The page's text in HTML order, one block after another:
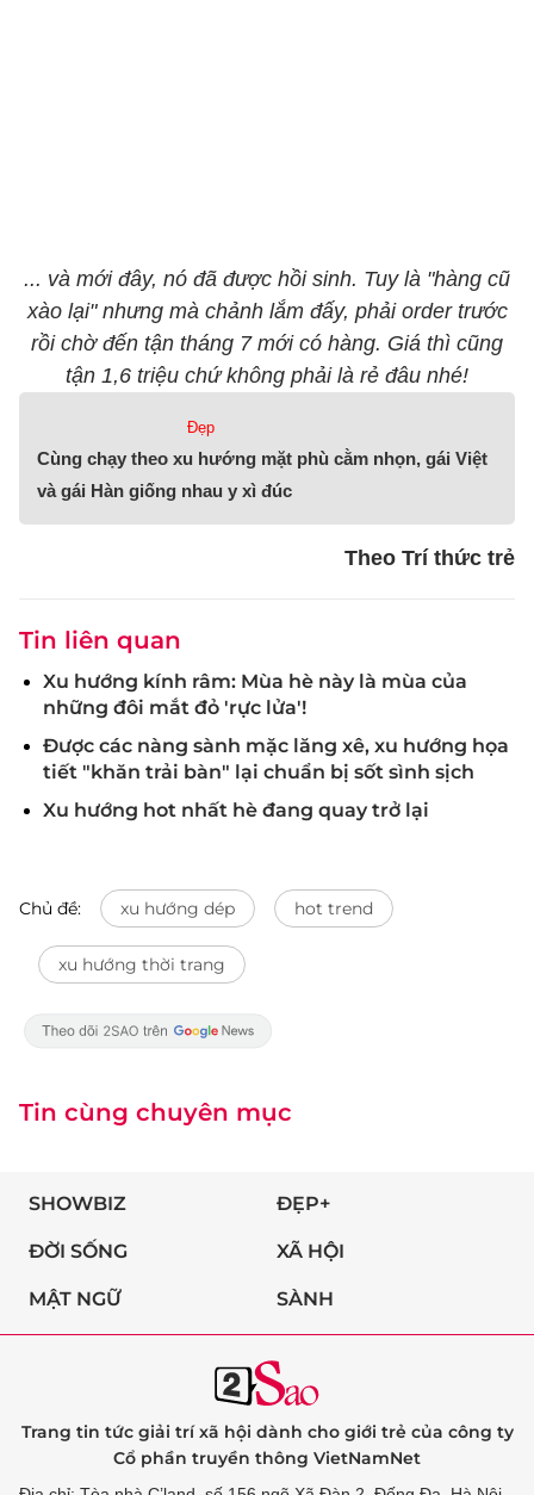
... và mới đây, nó đã được hồi sinh. Tuy là "hàng cũ
xào lại" nhưng mà chảnh lắm đấy, phải order trước
rồi chờ đến tận tháng 7 mới có hàng. Giá thì cũng
tận 1,6 triệu chứ không phải là rẻ đâu nhé!
Đẹp
Cùng chạy theo xu hướng mặt phù cằm nhọn, gái Việt
và gái Hàn giống nhau y xì đúc
Theo Trí thức trẻ
Tin liên quan
Xu hướng kính râm: Mùa hè này là mùa của
những đôi mắt đỏ 'rực lửa'!
Được các nàng sành mặc lăng xê, xu hướng họa
tiết "khăn trải bàn" lại chuẩn bị sốt sình sịch
Xu hướng hot nhất hè đang quay trở lại
Chủ đề: xu hướng dép hot trend
xu hướng thời trang
Tin cùng chuyên mục
SHOWBIZ ĐẸP+
ĐỜI SỐNG XÃ HỘI
MẬT NGỮ SÀNH
Trang tin tức giải trí xã hội dành cho giới trẻ của công ty
Cổ phần truyền thông VietNamNet